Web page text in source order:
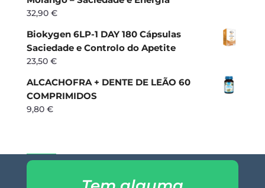
32,90 €
Biokygen 6LP-1 DAY 180 Cápsulas
Saciedade e Controlo do Apetite
23,50 €
ALCACHOFRA + DENTE DE LEÃO 60
COMPRIMIDOS
9,80 €